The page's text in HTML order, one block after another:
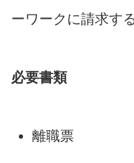
ーワークに請求す
必要書類
離職票